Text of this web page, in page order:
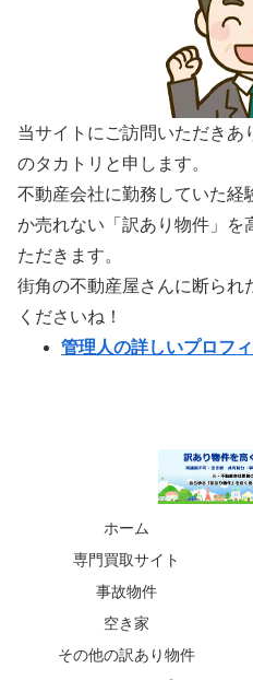
当サイトにご訪問いただきあ
のタカトリと申します。
不動産会社に勤務していた経
か売れない「訳あり物件」を
ただきます。
街角の不動産屋さんに断られ
くださいね！
管理人の詳しいプロフ
ホーム
専門買取サイト
事故物件
空き家
その他の訳あり物件